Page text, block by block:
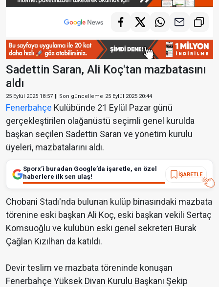
Sadettin Saran, Ali Koç'tan mazbatasını
aldı
25 Eylül 2025 18:57 || Son güncelleme 25 Eylül 2025 20:44
Fenerbahçe Kulübünde 21 Eylül Pazar günü
gerçekleştirilen olağanüstü seçimli genel kurulda
başkan seçilen Sadettin Saran ve yönetim kurulu
üyeleri, mazbatalarını aldı.
Sporx’i buradan Google’da işaretle, en özel
haberlere ilk sen ulaş!
İŞARETLE
Chobani Stadı'nda bulunan kulüp binasındaki mazbata
törenine eski başkan Ali Koç, eski başkan vekili Sertaç
Komsuoğlu ve kulübün eski genel sekreteri Burak
Çağlan Kızılhan da katıldı.
Devir teslim ve mazbata töreninde konuşan
Fenerbahçe Yüksek Divan Kurulu Başkanı Şekip